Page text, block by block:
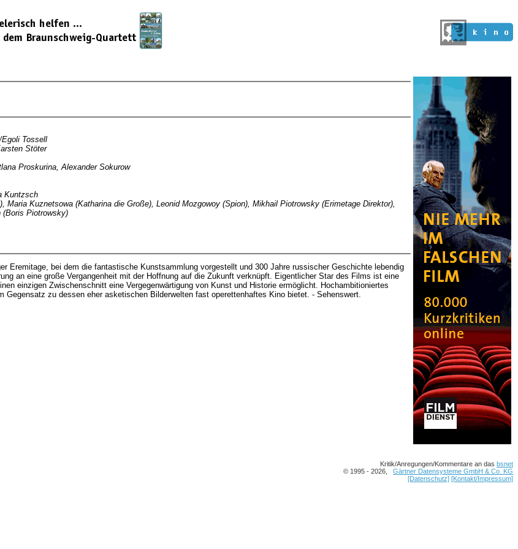
Tossell
Stöter
Proskurina, Alexander Sokurow
Kuntzsch
Maria Kuznetsowa (Katharina die Große), Leonid Mozgowoy (Spion), Mikhail Piotrowsky (Erimetage Direktor),
(Boris Piotrowsky)
Eremitage, bei dem die fantastische Kunstsammlung vorgestellt und 300 Jahre russischer Geschichte lebendig
an eine große Vergangenheit mit der Hoffnung auf die Zukunft verknüpft. Eigentlicher Star des Films ist eine
einzigen Zwischenschnitt eine Vergegenwärtigung von Kunst und Historie ermöglicht. Hochambitioniertes
Gegensatz zu dessen eher asketischen Bilderwelten fast operettenhaftes Kino bietet. - Sehenswert.
Kritik/Anregungen/Kommentare an das bsnet
© 1995 - 2026, Gärtner Datensysteme GmbH & Co. KG
[Datenschutz] [Kontakt/Impressum]